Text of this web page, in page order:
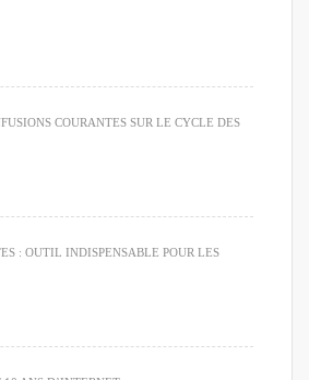
COURANTES SUR LE CYCLE DES
: OUTIL INDISPENSABLE POUR LES